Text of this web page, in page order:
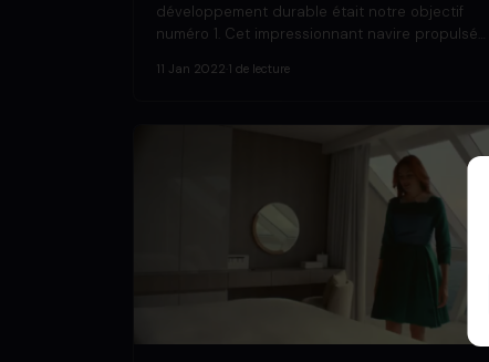
développement durable était notre objectif
numéro 1. Cet impressionnant navire propulsé…
11 Jan 2022 1 de lecture